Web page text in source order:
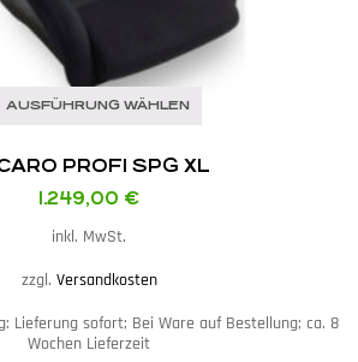
AUSFÜHRUNG WÄHLEN
PROFI SPG XL
1.249,00 €
inkl. MwSt.
zzgl. Versandkosten
Lieferung sofort; Bei Ware auf Bestellung; ca. 8
Wochen Lieferzeit